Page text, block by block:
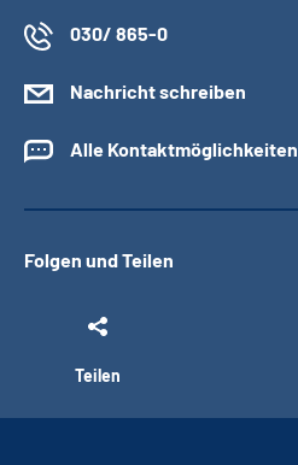
030/ 865-0
Nachricht schreiben
Alle Kontaktmöglichkeiten
Folgen und Teilen
Teilen